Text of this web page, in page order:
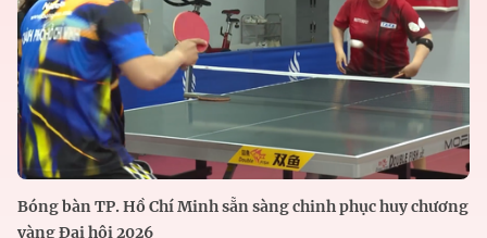
Bóng bàn TP. Hồ Chí Minh sẵn sàng chinh phục huy chương
vàng Đại hội 2026